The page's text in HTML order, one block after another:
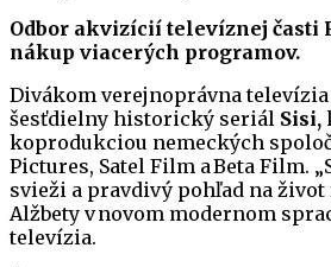
Odbor akvizícií televíznej časti
nákup viacerých programov.
Divákom verejnoprávna
šesťdielny historický seriál Sisi,
koprodukciou nemeckých
Pictures, Satel Film a Beta Film.
svieži a pravdivý pohľad na
Alžbety v novom modernom
televízia.